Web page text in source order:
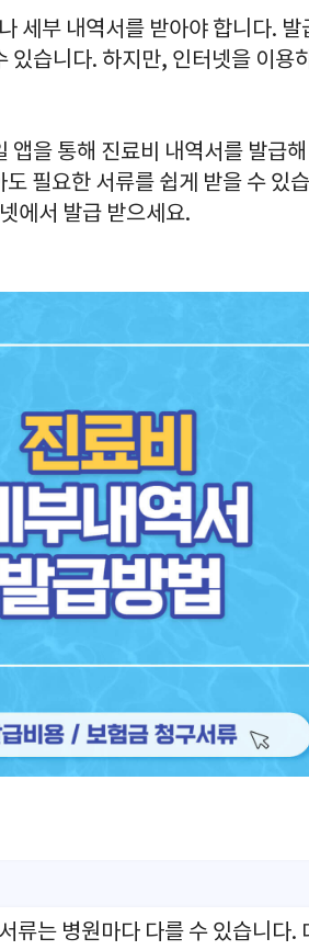
세부 내역서를 받아야 합니다. 발
있습니다. 하지만, 인터넷을 이용
을 통해 진료비 내역서를 발급
필요한 서류를 쉽게 받을 수 있
에서 발급 받으세요.
류는 병원마다 다를 수 있습니다.